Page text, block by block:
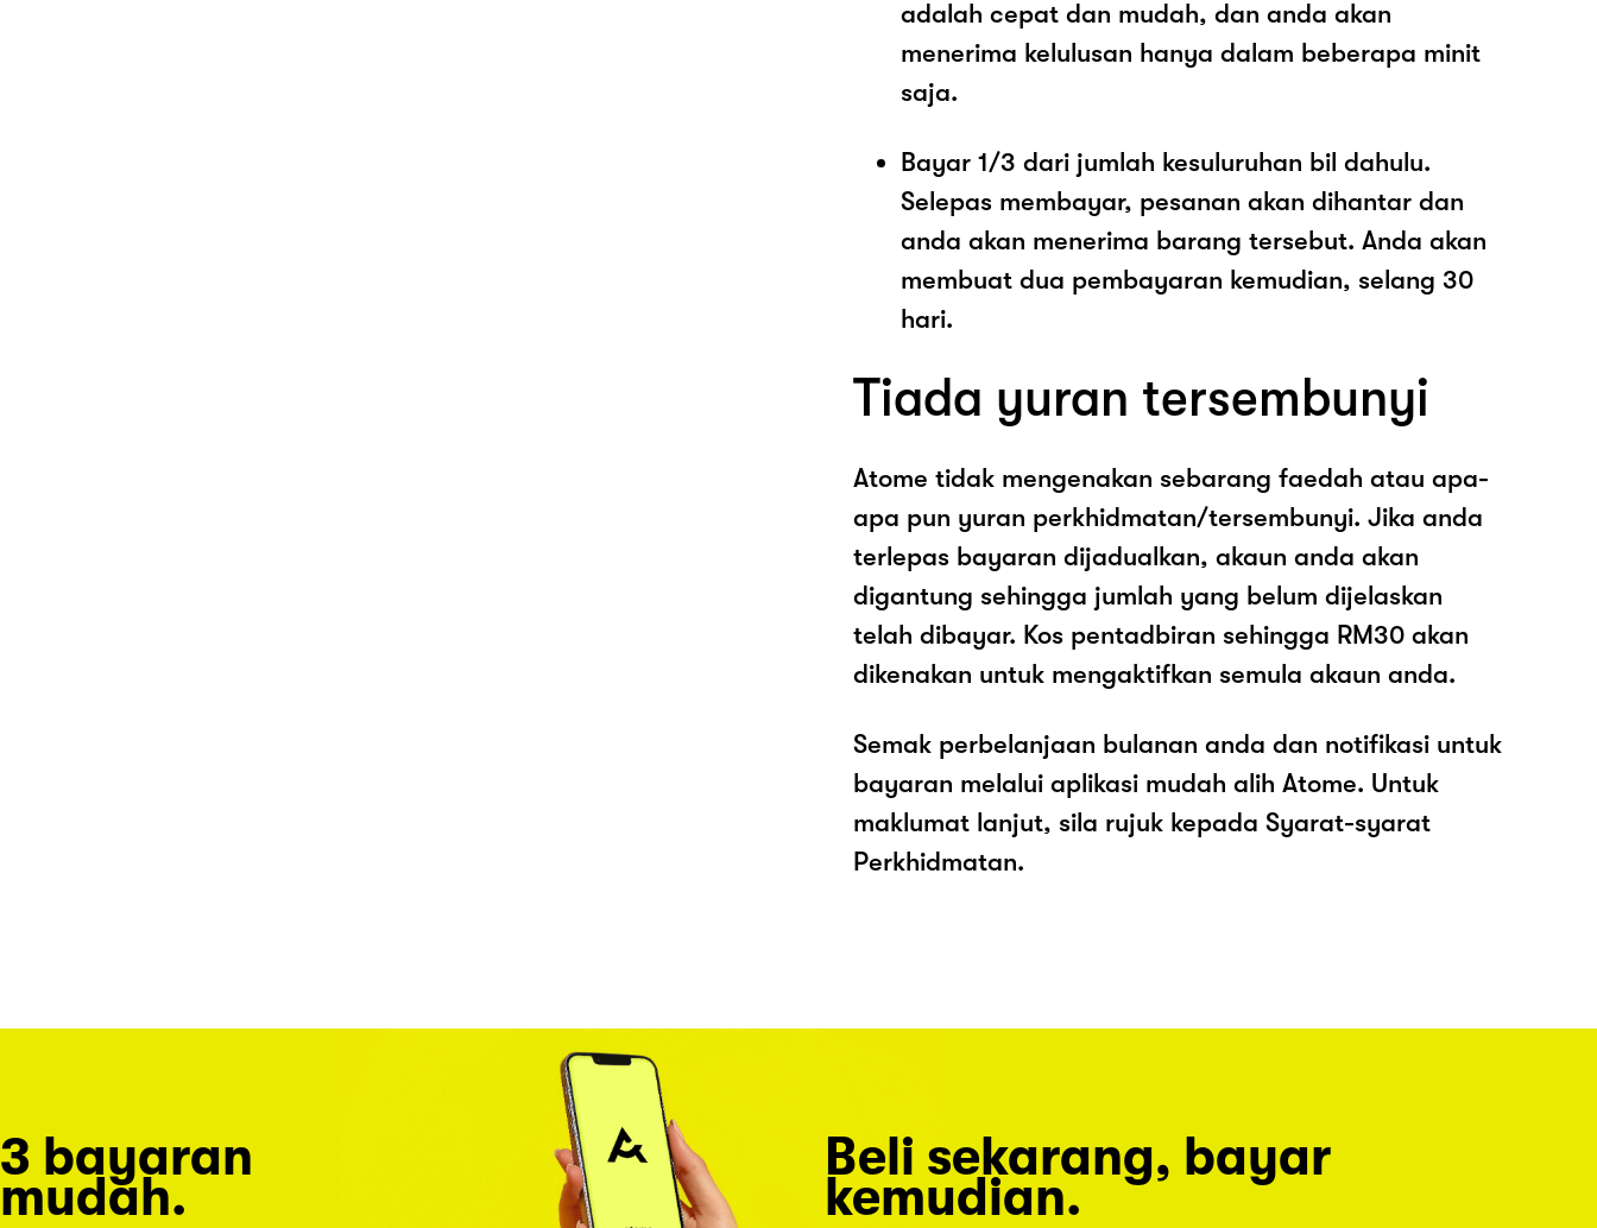
adalah cepat dan mudah, dan anda akan
menerima kelulusan hanya dalam beberapa minit
saja.
Bayar 1/3 dari jumlah kesuluruhan bil dahulu.
Selepas membayar, pesanan akan dihantar dan
anda akan menerima barang tersebut. Anda akan
membuat dua pembayaran kemudian, selang 30
hari.
Tiada yuran tersembunyi
Atome tidak mengenakan sebarang faedah atau apa-
apa pun yuran perkhidmatan/tersembunyi. Jika anda
terlepas bayaran dijadualkan, akaun anda akan
digantung sehingga jumlah yang belum dijelaskan
telah dibayar. Kos pentadbiran sehingga RM30 akan
dikenakan untuk mengaktifkan semula akaun anda.
Semak perbelanjaan bulanan anda dan notifikasi untuk
bayaran melalui aplikasi mudah alih Atome. Untuk
maklumat lanjut, sila rujuk kepada Syarat-syarat
Perkhidmatan.
3 bayaran
mudah.
Beli sekarang, bayar
kemudian.